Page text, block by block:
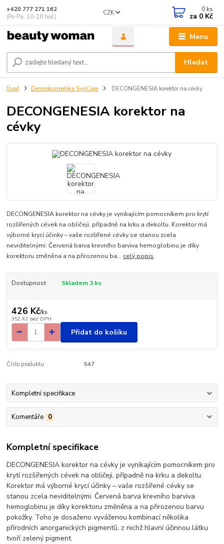
Menu
CZK
Hledat
+420 777 271 162
(Po-Pá, 10-18 hod.)
0 ks
za 0 Kč
Úvod Dermokosmetika SynCare DECONGENESIA korektor na cévky
DECONGENESIA korektor na
cévky
DECONGENESIA korektor na cévky je vynikajícím pomocníkem pro krytí
rozšířených cévek na obličeji, případně na krku a dekoltu. Korektor má
výborné krycí účinky – vaše rozšířené cévky se stanou zcela
neviditelnými. Červená barva krevního barviva hemoglobinu je díky
korektoru změněna a na přirozenou ba... celý popis
Dostupnost Skladem 3 ks
426 Kč/ks
352 Kč bez DPH
Přidat do košíku
Číslo produktu: 547
Kompletní specifikace
Komentáře 0
Kompletní specifikace
DECONGENESIA korektor na cévky je vynikajícím pomocníkem pro
krytí rozšířených cévek na obličeji, případně na krku a dekoltu.
Korektor má výborné krycí účinky – vaše rozšířené cévky se
stanou zcela neviditelnými. Červená barva krevního barviva
hemoglobinu je díky korektoru změněna a na přirozenou barvu
pokožky. Toho je dosaženo vyváženou kombinací několika
přírodních anorganických pigmentů, z nichž hlavní účinnou látku
tvoří zelený pigment.